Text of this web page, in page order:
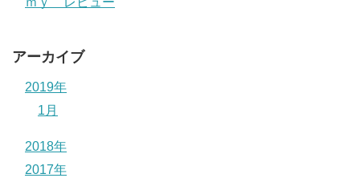
アーカイブ
2019年
1月
2018年
2017年